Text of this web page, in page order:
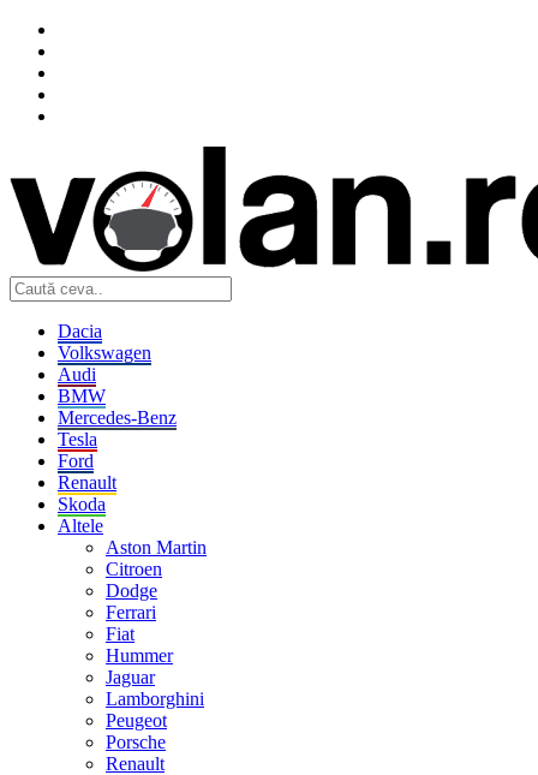
Dacia
Volkswagen
Audi
BMW
Mercedes-Benz
Tesla
Ford
Renault
Skoda
Altele
Aston Martin
Citroen
Dodge
Ferrari
Fiat
Hummer
Jaguar
Lamborghini
Peugeot
Porsche
Renault